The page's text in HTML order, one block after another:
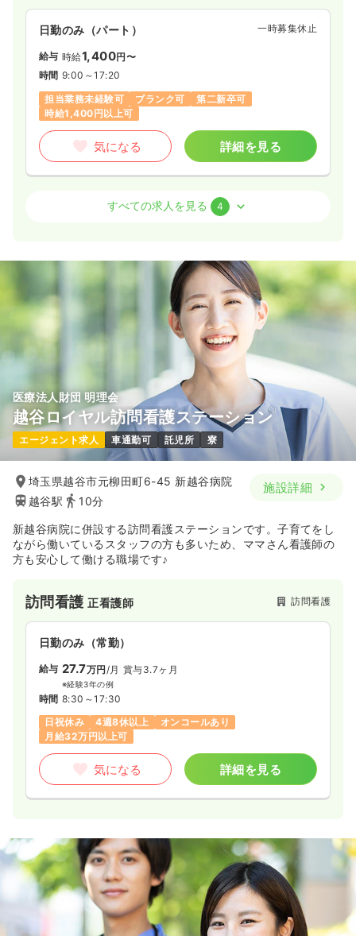
※経験10年の例
時間 8:30～17:00
日曜休み
年間休日120日
4週8休以上
担当業務未経験可
ブランク可
気になる 詳細を見る
担当業務未経験可 ブランク可
第二新卒可
時給1,500円以上可
気になる 詳細を見る
日勤のみ（パート） 一時募集休止
給与 時給1,400円〜
時間 9:00～17:20
担当業務未経験可
ブランク可
第二新卒可
時給1,400円以上可
気になる 詳細を見る
正・准看護師
円〜
9:00～17:20
ブランク可
時給1,400円以上可
気になる 詳細を見る
訪問看護正・准看護師 精神科病院
日勤のみ（常勤） 一時募集休止
給与 23.0万円〜/月 賞与2回
※一例
9:00～17:20
月給23万円以上可
気になる
時間 9:00～17:20
日祝休み
時給1,500円以上可
気になる 詳細を見る
その他正・准看護師 精神科病院
給与 時給 1,450円〜
時間
9:00～17:20
日祝休み
ブランク可 時給1,400円以上可
気になる 詳細を見る
すべての求人を見る 4
医療法人財団 明理会
越谷ロイヤル訪問看護ステーション
エージェント求人 車通勤可 託児所 寮
埼玉県越谷市元柳田町6-45 新越谷病院
越谷駅
10分
施設詳細
新越谷病院に併設する訪問看護ステーションです。子育てをし
ながら働いているスタッフの方も多いため、ママさん看護師の
方も安心して働ける職場です♪
訪問看護正看護師 訪問看護
日勤のみ（常勤）
給与 27.7万円 /月 賞与3.7ヶ月
※経験3年の例
時間 8:30～17:30
日祝休み
4週8休以上
オンコールあり
月給32万円以上可
気になる 詳細を見る